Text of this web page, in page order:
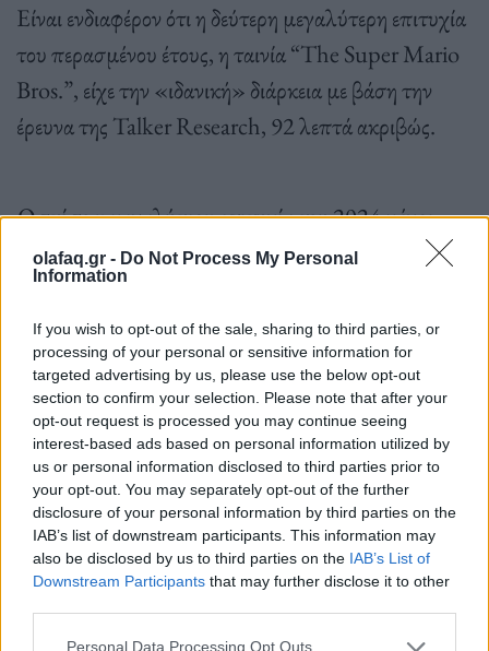
olafaq.gr - Do Not Process My Personal
Information
If you wish to opt-out of the sale, sharing to third parties, or
processing of your personal or sensitive information for
targeted advertising by us, please use the below opt-out
section to confirm your selection. Please note that after your
opt-out request is processed you may continue seeing
interest-based ads based on personal information utilized by
us or personal information disclosed to third parties prior to
your opt-out. You may separately opt-out of the further
disclosure of your personal information by third parties on the
IAB’s list of downstream participants. This information may
also be disclosed by us to third parties on the IAB’s List of
Downstream Participants that may further disclose it to other
Personal Data Processing Opt Outs
Είναι ενδιαφέρον ότι η δεύτερη μεγαλύτερη επιτυχία
του περασμένου έτους, η ταινία “The Super Mario
Bros.”, είχε την «ιδανική» διάρκεια με βάση την
έρευνα της Talker Research, 92 λεπτά ακριβώς.
Ωστόσο η μεγαλύτερη επιτυχία του 2024 μέχρι
τώρα, η ταινία “Dune: Part Two” έχει διάρκεια τρεις
ώρες.
Πηγή: ΑΠΕ-ΜΠΕ
Ακολουθήστε το OLAFAQ
στο Google News